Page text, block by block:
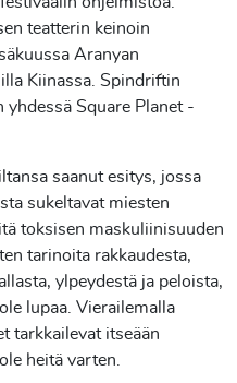
teatterin keinoin
Aranyan
Kiinassa. Spindriftin
Square Planet -
saanut esitys, jossa
sukeltavat miesten
toksisen maskuliinisuuden
tarinoita rakkaudesta,
ylpeydestä ja peloista,
lupaa. Vierailemalla
tarkkailevat itseään
heitä varten.